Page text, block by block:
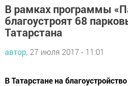
В рамках программы
благоустроят 68
Татарстана
автор, 27 июля 2017 - 11:01
В Татарстане на